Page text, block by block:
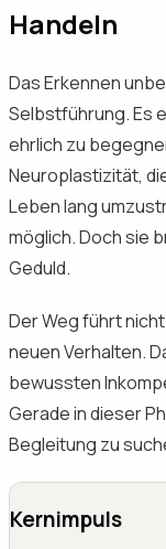
Handeln
Das Erkennen
Selbstführung. Es
ehrlich zu
Neuroplastizität,
Leben lang
möglich. Doch sie
Geduld.
Der Weg führt
neuen Verhalten.
bewussten
Gerade in dieser
Begleitung zu
Kernimpuls